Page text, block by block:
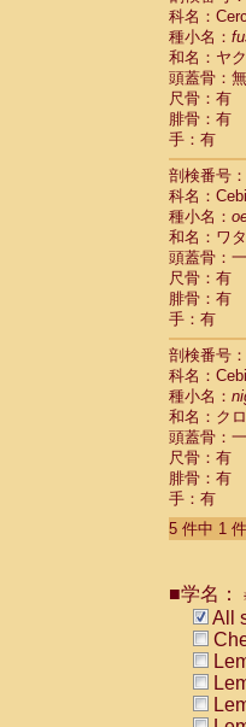
科名：
種小名：
和名：ヤ
頭蓋骨：無
尺骨：有
腓骨：有
手：有
剖検番号
科名：
種小名：
和名：ワ
頭蓋骨：
尺骨：有
腓骨：有
手：有
剖検番号
科名：
種小名：
和名：ク
頭蓋骨：
尺骨：有
腓骨：有
手：有
5 件中 1
■学名：
All